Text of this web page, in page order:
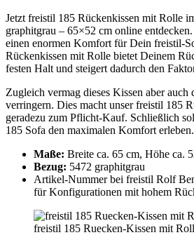
Jetzt freistil 185 Rückenkissen mit Rolle
graphitgrau – 65×52 cm online
einen enormen Komfort für Dein freistil-
Rückenkissen mit Rolle bietet Deinem
festen Halt und steigert dadurch den
Zugleich vermag dieses Kissen aber auch
verringern. Dies macht unser freistil 185
geradezu zum Pflicht-Kauf. Schließlich
185 Sofa den maximalen Komfort erleben.
Maße: Breite ca. 65 cm, Höhe ca.
Bezug: 5472 graphitgrau
Artikel-Nummer bei freistil Rolf
für Konfigurationen mit hohem
freistil 185 Ruecken-Kissen mit